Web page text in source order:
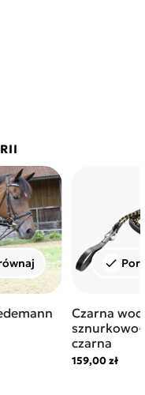
check
Czarna
czarna
159,00 zł